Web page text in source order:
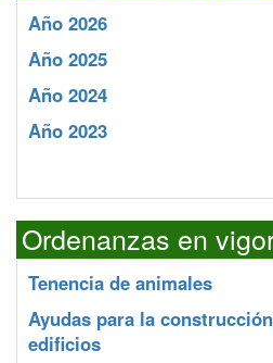
Año 2026
Año 2025
Año 2024
Año 2023
Ordenanzas en
Tenencia de animales
Ayudas para la
edificios